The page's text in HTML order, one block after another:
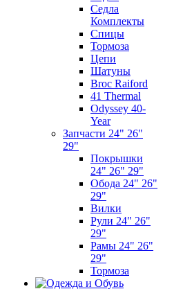
Седла
Комплекты
Спицы
Тормоза
Цепи
Шатуны
Broc Raiford
41 Thermal
Odyssey 40-
Year
Запчасти 24" 26"
29"
Покрышки
24" 26" 29"
Обода 24" 26"
29"
Вилки
Рули 24" 26"
29"
Рамы 24" 26"
29"
Тормоза